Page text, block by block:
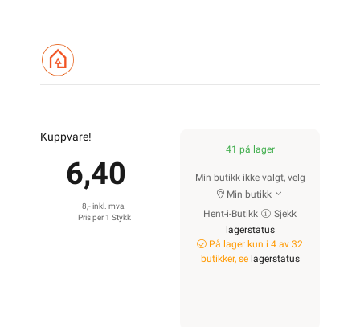
Kuppvare!
6,40
8,- inkl. mva.
Pris per 1 Stykk
41 på lager
Min butikk ikke valgt, velg
Min butikk
Hent-i-Butikk
Sjekk
lagerstatus
På lager kun i 4 av 32
butikker, se lagerstatus